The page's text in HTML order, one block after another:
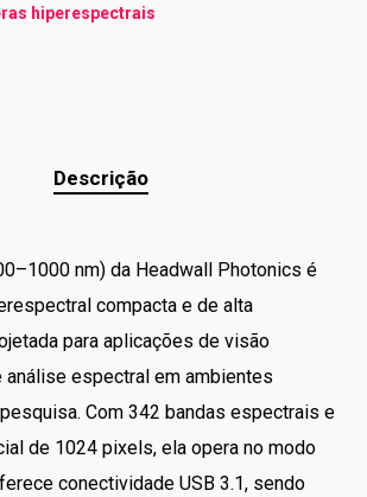
hiperespectrais
Descrição
nm) da Headwall Photonics é
compacta e de alta
para aplicações de visão
análise espectral em ambientes
Com 342 bandas espectrais e
de 1024 pixels, ela opera no modo
conectividade USB 3.1, sendo